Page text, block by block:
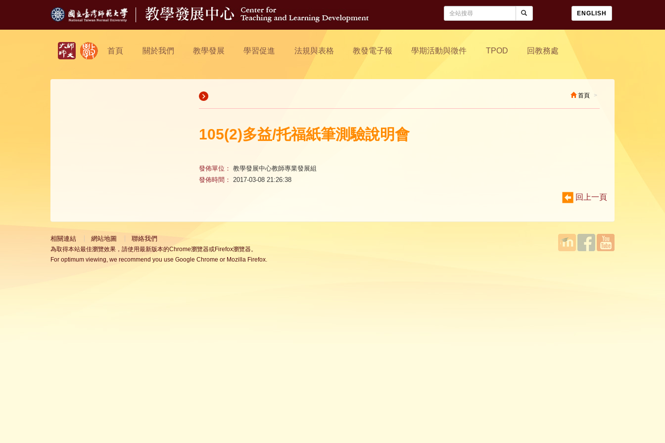
ENGLISH
首頁 關於我們 教學發展 學習促進 法規與表格 教發電子報 學期活動與徵件 TPOD 回教務處
首頁
105(2)多益/托福紙筆測驗說明會
發佈單位： 教學發展中心教師專業發展組
發佈時間： 2017-03-08 21:26:38
回上一頁
相關連結 網站地圖 聯絡我們
為取得本站最佳瀏覽效果，請使用最新版本的Chrome瀏覽器或Firefox瀏覽器。
For optimum viewing, we recommend you use Google Chrome or Mozilla Firefox.